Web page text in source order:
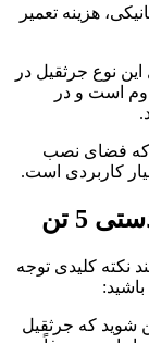
هزینه تعمیر
این نوع جرثقیل در
است و در
که فضای نصب
کاربردی است.
5 تن
نکته کلیدی توجه
شوید که جرثقیل